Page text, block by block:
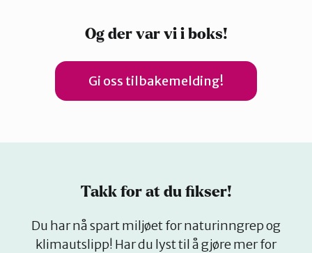
Og der var vi i boks!
Gi oss tilbakemelding!
Takk for at du fikser!
Du har nå spart miljøet for naturinngrep og
klimautslipp! Har du lyst til å gjøre mer for